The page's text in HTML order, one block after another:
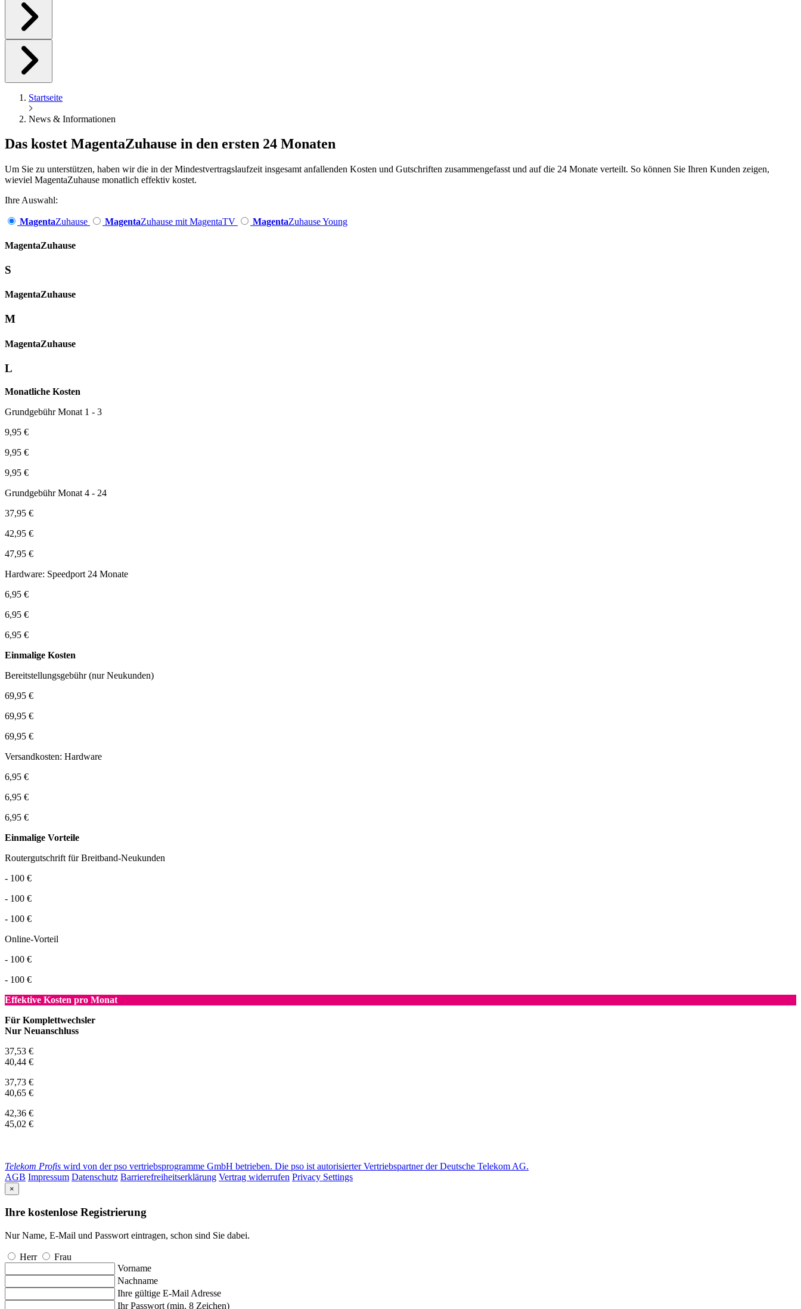
Startseite
News & Informationen
Das kostet MagentaZuhause in den ersten 24 Monaten
Um Sie zu unterstützen, haben wir die in der Mindestvertragslaufzeit insgesamt anfallenden Kosten und Gutschriften zusammengefasst und auf die 24 Monate verteilt. So können Sie Ihren Kunden zeigen,
wieviel MagentaZuhause monatlich effektiv kostet.
Ihre Auswahl:
MagentaZuhause MagentaZuhause mit MagentaTV MagentaZuhause Young
Magenta­Zuhause
S
Magenta­Zuhause
M
Magenta­Zuhause
L
Monatliche Kosten
Grundgebühr Monat 1 - 3
9,95 €
9,95 €
9,95 €
Grundgebühr Monat 4 - 24
37,95 €
42,95 €
47,95 €
Hardware: Speedport 24 Monate
6,95 €
6,95 €
6,95 €
Einmalige Kosten
Bereitstellungsgebühr (nur Neukunden)
69,95 €
69,95 €
69,95 €
Versandkosten: Hardware
6,95 €
6,95 €
6,95 €
Einmalige Vorteile
Routergutschrift für Breitband-Neukunden
- 100 €
- 100 €
- 100 €
Online-Vorteil
- 100 €
- 100 €
Effektive Kosten pro Monat
Für Komplettwechsler
Nur Neuanschluss
37,53 €
40,44 €
37,73 €
40,65 €
42,36 €
45,02 €
Telekom Profis wird von der pso vertriebsprogramme GmbH betrieben. Die pso ist autorisierter Vertriebspartner der Deutsche Telekom AG.
AGB Impressum Datenschutz Barrierefreiheitserklärung Vertrag widerrufen Privacy Settings
×
Ihre kostenlose Registrierung
Nur Name, E-Mail und Passwort eintragen, schon sind Sie dabei.
Herr
Frau
Vorname
Nachname
Ihre gültige E-Mail Adresse
Ihr Passwort (min. 8 Zeichen)